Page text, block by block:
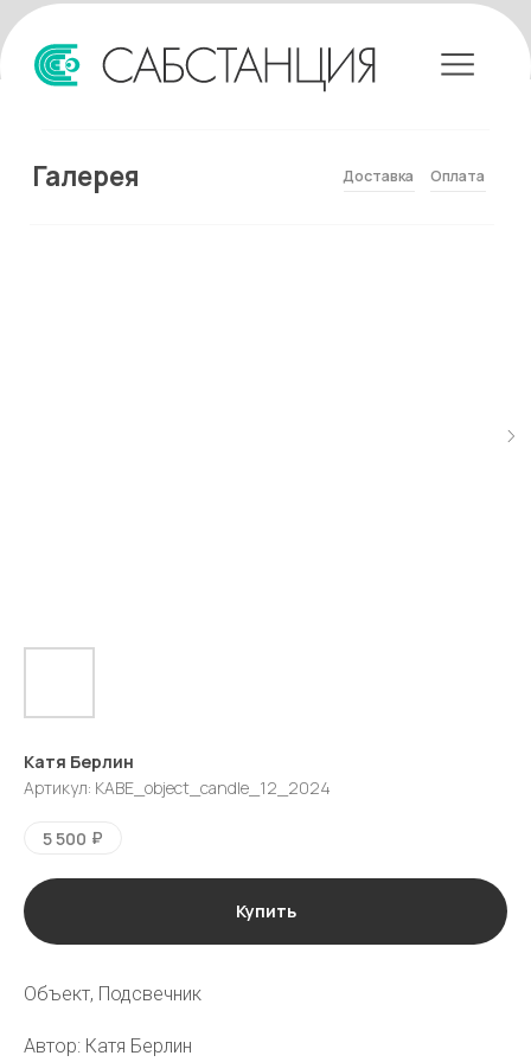
Катя Берлин
Артикул: KABE_object_candle_12_2024
5 500 ₽
Купить
Объект, Подсвечник
Автор: Катя Берлин
vk